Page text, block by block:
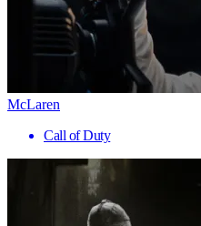
McLaren
Call of Duty